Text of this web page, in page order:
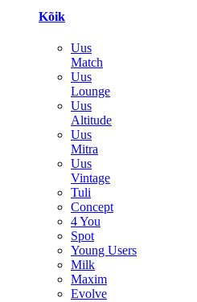
Kõik
Uus
Match
Uus
Lounge
Uus
Altitude
Uus
Mitra
Uus
Vintage
Tuli
Concept
4 You
Spot
Young Users
Milk
Maxim
Evolve